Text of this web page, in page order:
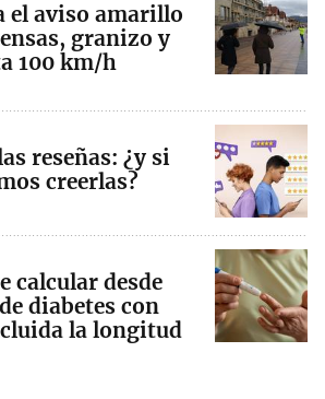
el aviso amarillo
granizo y
100 km/h
reseñas: ¿y si
creerlas?
calcular desde
diabetes con
la longitud